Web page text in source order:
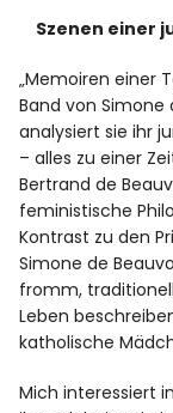
Facebook
Info
Szenen einer
„Memoiren einer
Band von Simone
analysiert sie ihr
– alles zu einer
Bertrand de
feministische
Kontrast zu den
Simone de
fromm,
Leben
katholische
Mich interessiert